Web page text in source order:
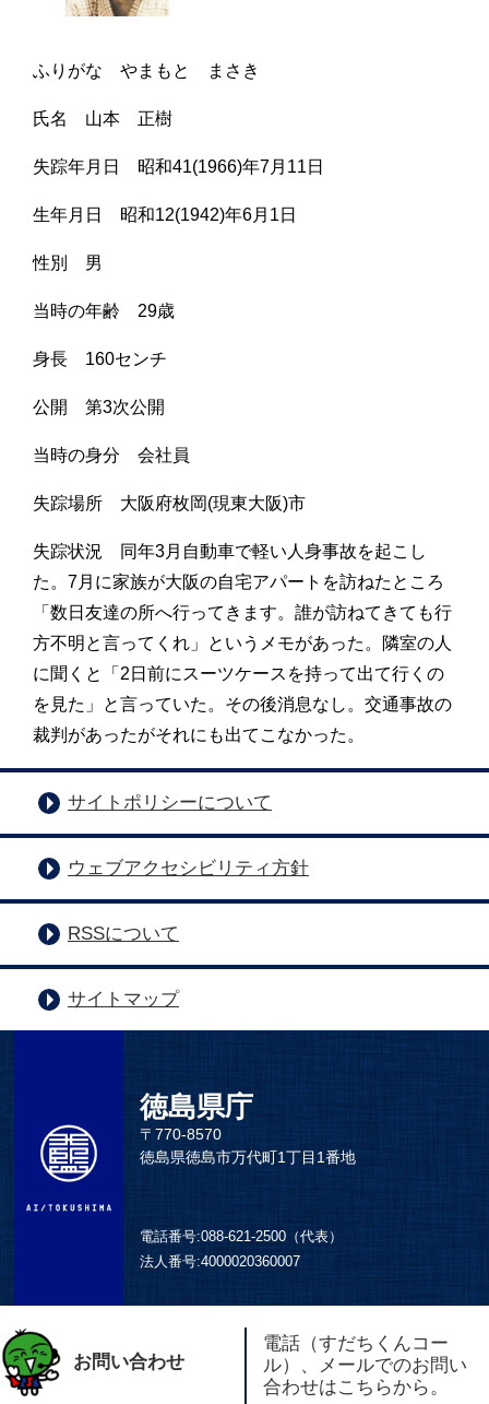
ふりがな やまもと まさき
氏名 山本 正樹
失踪年月日 昭和41(1966)年7月11日
生年月日 昭和12(1942)年6月1日
性別 男
当時の年齢 29歳
身長 160センチ
公開 第3次公開
当時の身分 会社員
失踪場所 大阪府枚岡(現東大阪)市
失踪状況 同年3月自動車で軽い人身事故を起こし
た。7月に家族が大阪の自宅アパートを訪ねたところ
「数日友達の所へ行ってきます。誰が訪ねてきても行
方不明と言ってくれ」というメモがあった。隣室の人
に聞くと「2日前にスーツケースを持って出て行くの
を見た」と言っていた。その後消息なし。交通事故の
裁判があったがそれにも出てこなかった。
サイトポリシーについて
ウェブアクセシビリティ方針
RSSについて
サイトマップ
徳島県庁
〒770-8570
徳島県徳島市万代町1丁目1番地
電話番号:088-621-2500（代表）
法人番号:4000020360007
お問い合わせ
電話（すだちくんコー
ル）、メールでのお問い
合わせはこちらから。